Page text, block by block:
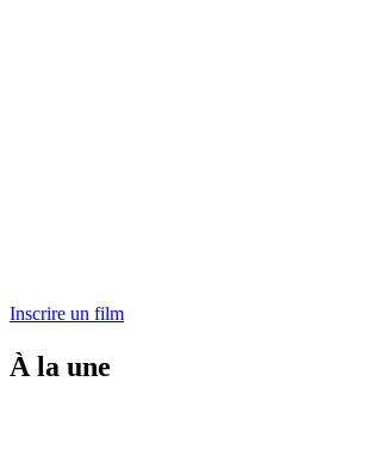
Inscrire un film
À la une